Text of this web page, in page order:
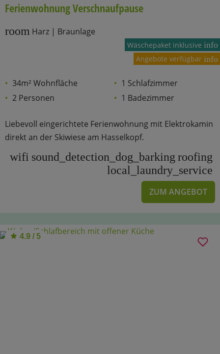
Ferienwohnung Verschnaufpause
room Harz | Braunlage
Wäschepaket inklusive info
Angebote verfügbar info
34m² Wohnfläche
2 Personen
1 Schlafzimmer
1 Badezimmer
Liebevoll eingerichtete Ferienwohnung mit Elektrokamin
direkt an der Skiwiese am Hasselkopf.
wifi sound_detection_dog_barking roofing
local_laundry_service
ZUM ANGEBOT
4.9 / 5